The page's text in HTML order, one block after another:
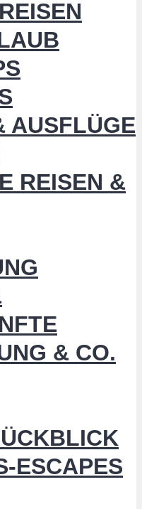
AUSFLÜGE
REISEN &
& CO.
ESCAPES